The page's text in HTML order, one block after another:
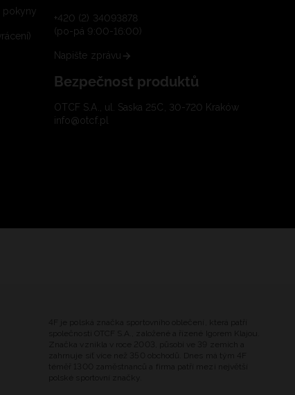
pokyny
+420 (2) 34093878
(po-pá 9:00-16:00)
Napište zprávu
Bezpečnost produktů
OTCF S.A., ul. Saska 25C, 30-720 Kraków
info@otcf.pl